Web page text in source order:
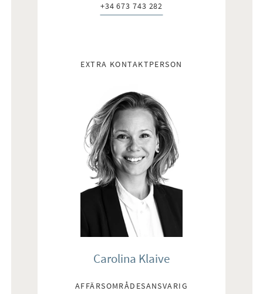
Telefon:
+34 673 743 282
EXTRA KONTAKTPERSON
Carolina Klaive
AFFÄRSOMRÅDESANSVARIG